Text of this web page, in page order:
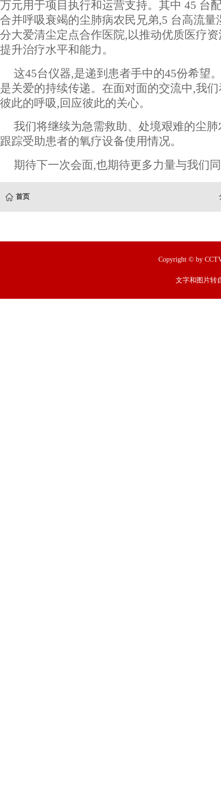
万元用于项目执行和运营支持。其中 45 台
合并呼吸衰竭的尘肺病农民兄弟,5 台高流量
分大爱清尘定点合作医院,以推动优质医疗
提升治疗水平和能力。
这45台仪器,是递到患者手中的45份希望
是关爱的持续传递。在面对面的交流中,我
彼此的呼吸,回应彼此的关心。
我们将继续为急需救助、处境艰难的尘
跟踪受助患者的氧疗设备使用情况。
期待下一次会面,也期待更多力量与我们
首页
Copyright © by
文字和图片转